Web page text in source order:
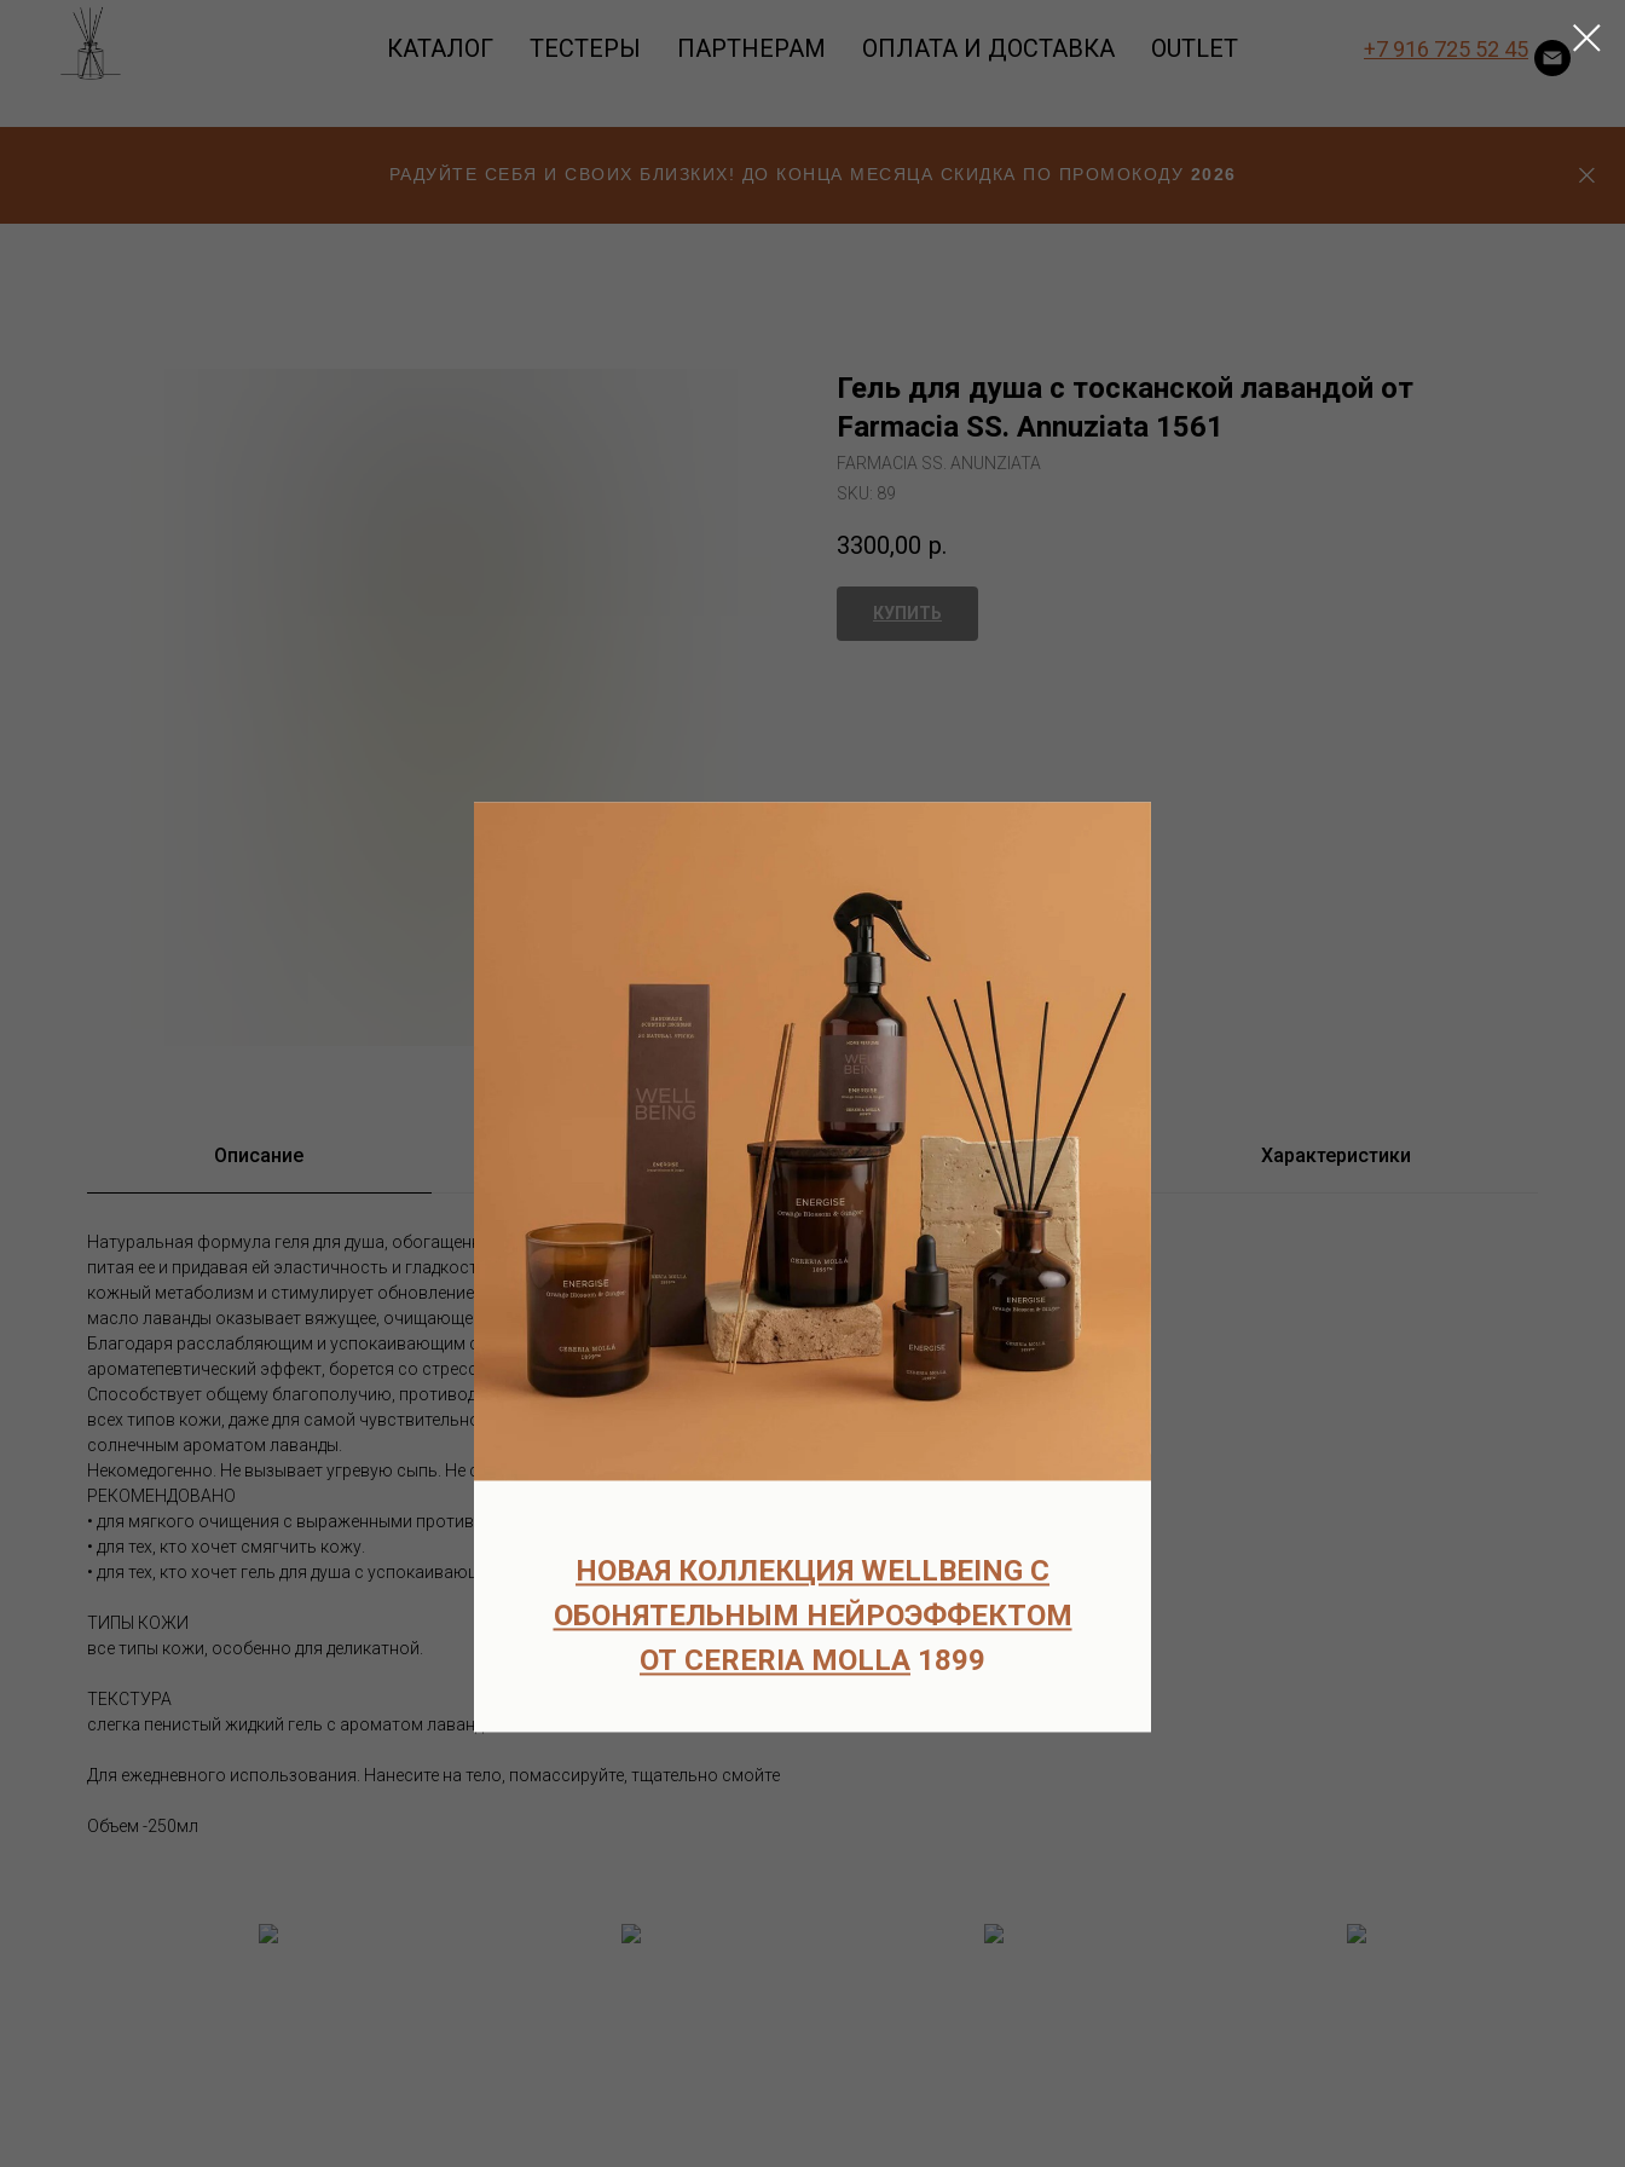
КАТАЛОГ ТЕСТЕРЫ ПАРТНЕРАМ ОПЛАТА И ДОСТАВКА OUTLET +7 916 725 52 45
РАДУЙТЕ СЕБЯ И СВОИХ БЛИЗКИХ! ДО КОНЦА МЕСЯЦА СКИДКА ПО ПРОМОКОДУ 2026
НОВАЯ КОЛЛЕКЦИЯ WELLBEING С
ОБОНЯТЕЛЬНЫМ НЕЙРОЭФФЕКТОМ
ОТ CERERIA MOLLA 1899
Гель для душа с тосканской лавандой от
Farmacia SS. Annuziata 1561
FARMACIA SS. ANUNZIATA
SKU: 89
3300,00 р.
КУПИТЬ
Описание Партнёрам Характеристики
Натуральная формула геля для душа, обогащенная растительными микроэлементами, которая очищает кожу,
питая ее и придавая ей эластичность и гладкость. Благодаря своим регенеративным свойствам улучшает
кожный метаболизм и стимулирует обновление клеток, поддерживая физиологический баланс кожи. Эфирное
масло лаванды оказывает вяжущее, очищающее и тонизирующее действие, снимает раздражение кожи и сыпь.
Благодаря расслабляющим и успокаивающим свойствам незабываемого аромата, оказывает
ароматепевтический эффект, борется со стрессом и усталостью, помогая достичь хорошего самочувствия.
Cпособствует общему благополучию, противодействуя стрессу и физической усталости. Рекомендовано для
всех типов кожи, даже для самой чувствительной. Гель без SLS имеет жидкую текстуру с легкой пеной и
солнечным ароматом лаванды.
Некомедогенно. Не вызывает угревую сыпь. Не содержит красителей, парабенов и ГМО.
РЕКОМЕНДОВАНО
• для мягкого очищения с выраженными противовоспалительными и охлаждающими свойствами.
• для тех, кто хочет смягчить кожу.
• для тех, кто хочет гель для душа с успокаивающим и антистрессовым ароматом.
ТИПЫ КОЖИ
все типы кожи, особенно для деликатной.
ТЕКСТУРА
слегка пенистый жидкий гель с ароматом лаванды.
Для ежедневного использования. Нанесите на тело, помассируйте, тщательно смойте
Объем -250мл